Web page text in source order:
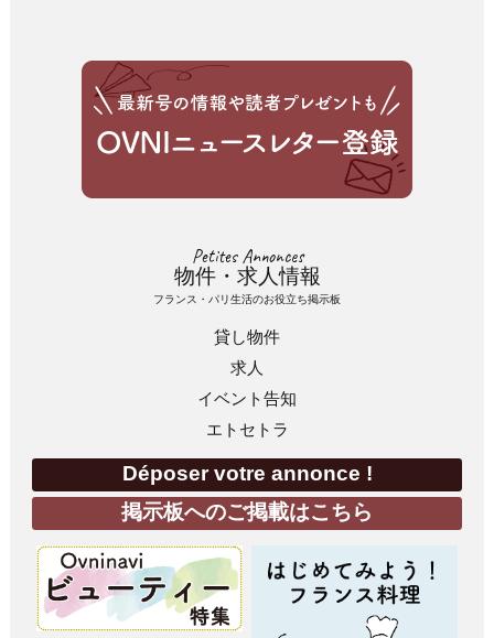
Petites Annonces
物件・求人情報
フランス・パリ生活のお役立ち掲示板
貸し物件
求人
イベント告知
エトセトラ
Déposer votre annonce !
掲示板へのご掲載はこちら